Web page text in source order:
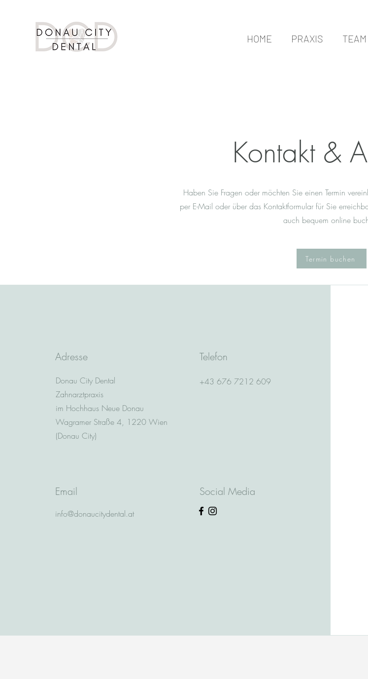
HOME PRAXIS TEAM
Kontakt &
Haben Sie Fragen oder möchten Sie einen Termin
per E-Mail oder über das Kontaktformular für Sie
auch bequem online
Termin buchen
Adresse
Donau City Dental
Zahnarztpraxis
im Hochhaus Neue Donau
Wagramer Straße 4, 1220 Wien
(Donau City)
Email
info@donaucitydental.at
Telefon
+43 676 7212 609
Social Media